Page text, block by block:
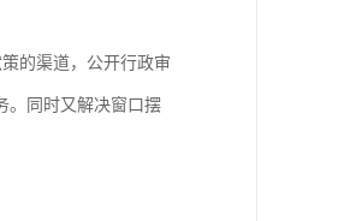
的渠道，公开行政审
。同时又解决窗口摆